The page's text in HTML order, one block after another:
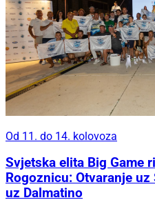
Od 11. do 14. kolovoza
Svjetska elita Big Game
Rogoznicu: Otvaranje
uz Dalmatino